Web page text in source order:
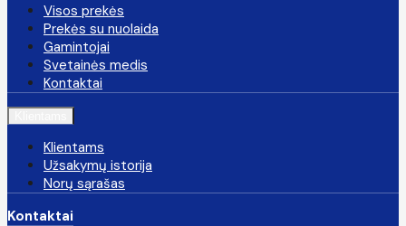
Visos prekės
Prekės su nuolaida
Gamintojai
Svetainės medis
Kontaktai
Klientams
Užsakymų istorija
Norų sąrašas
Kontaktai